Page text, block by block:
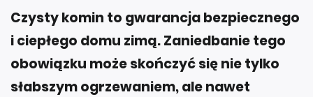
Czysty komin to gwarancja bezpiecznego
i ciepłego domu zimą. Zaniedbanie tego
obowiązku może skończyć się nie tylko
słabszym ogrzewaniem, ale nawet